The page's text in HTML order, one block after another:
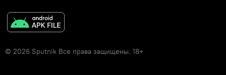
© 2026 Sputnik Все права защищены. 18+